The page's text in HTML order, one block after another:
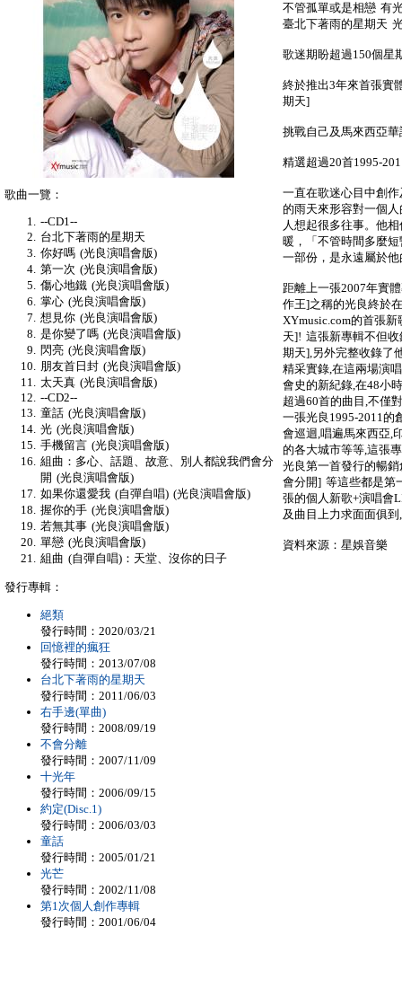
不管孤單或是相戀 有
臺北下著雨的星期天
歌迷期盼超過150個星
終於推出3年來首張實
期天]
挑戰自己及馬來西亞
精選超過20首1995-
一直在歌迷心目中創
的雨天來形容對一個
人想起很多往事。他
暖，「不管時間多麼
一部份，是永遠屬於他
距離上一張2007年實
作王]之稱的光良終於
XYmusic.com的首張
天]! 這張新專輯不但
期天],另外完整收錄了
精采實錄,在這兩場演
會史的新紀錄,在48小
超過60首的曲目,不僅
一張光良1995-2011的
會巡迴,唱遍馬來西亞,
的各大城市等等,這張
光良第一首發行的暢
會分開] 等這些都是第
張的個人新歌+演唱會
及曲目上力求面面俱
資料來源：星娛音樂
歌曲一覽：
--CD1--
台北下著雨的星期天
你好嗎 (光良演唱會版)
第一次 (光良演唱會版)
傷心地鐵 (光良演唱會版)
掌心 (光良演唱會版)
想見你 (光良演唱會版)
是你變了嗎 (光良演唱會版)
閃亮 (光良演唱會版)
朋友首日封 (光良演唱會版)
太天真 (光良演唱會版)
--CD2--
童話 (光良演唱會版)
光 (光良演唱會版)
手機留言 (光良演唱會版)
組曲：多心、話題、故意、別人都說我們會分
開 (光良演唱會版)
如果你還愛我 (自彈自唱) (光良演唱會版)
握你的手 (光良演唱會版)
若無其事 (光良演唱會版)
單戀 (光良演唱會版)
組曲 (自彈自唱)：天堂、沒你的日子
發行專輯：
絕類
發行時間：2020/03/21
回憶裡的瘋狂
發行時間：2013/07/08
台北下著雨的星期天
發行時間：2011/06/03
右手邊(單曲)
發行時間：2008/09/19
不會分離
發行時間：2007/11/09
十光年
發行時間：2006/09/15
約定(Disc.1)
發行時間：2006/03/03
童話
發行時間：2005/01/21
光芒
發行時間：2002/11/08
第1次個人創作專輯
發行時間：2001/06/04